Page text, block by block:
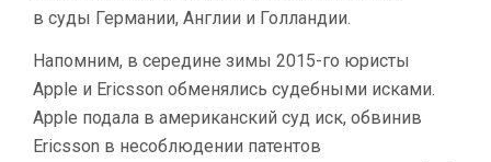
в суды Германии, Англии и Голландии.
Напомним, в середине зимы 2015-го юристы
Apple и Ericsson обменялись судебными исками.
Apple подала в американский суд иск, обвинив
Ericsson в несоблюдении патентов